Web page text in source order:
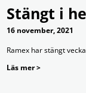
Stängt i
16 november, 2021
Ramex har stängt
Läs mer >